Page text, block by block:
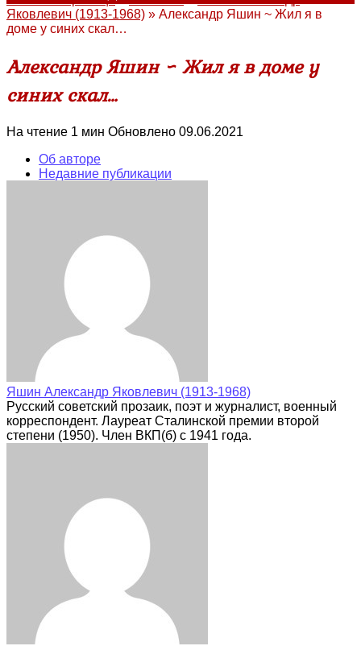
Яковлевич (1913-1968) » Александр Яшин ~ Жил я в
доме у синих скал…
Александр Яшин ~ Жил я в доме у
синих скал…
На чтение 1 мин Обновлено 09.06.2021
Об авторе
Недавние публикации
Яшин Александр Яковлевич (1913-1968)
Русский советский прозаик, поэт и журналист, военный
корреспондент. Лауреат Сталинской премии второй
степени (1950). Член ВКП(б) с 1941 года.